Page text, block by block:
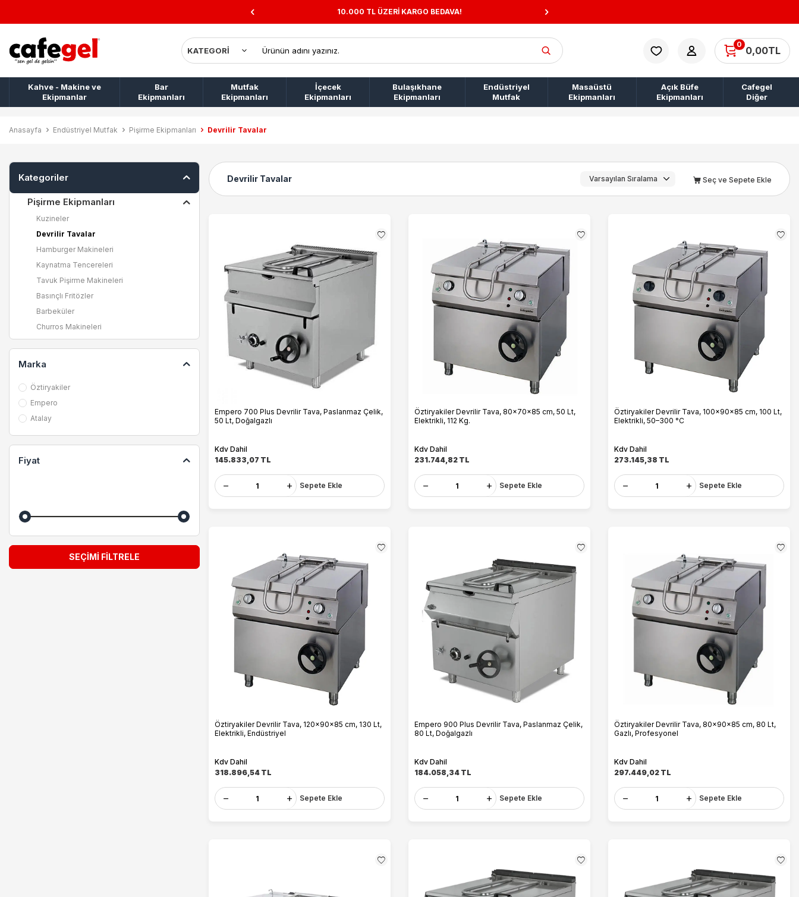
10.000 TL ÜZERİ KARGO BEDAVA!
0
0,00TL
Kahve - Makine ve
Ekipmanlar
Bar
Ekipmanları
Mutfak
Ekipmanları
İçecek
Ekipmanları
Bulaşıkhane
Ekipmanları
Endüstriyel
Mutfak
Masaüstü
Ekipmanları
Açık Büfe
Ekipmanları
Cafegel
Diğer
Anasayfa Endüstriyel Mutfak Pişirme Ekipmanları Devrilir Tavalar
Kategoriler
Pişirme Ekipmanları
Kuzineler
Devrilir Tavalar
Hamburger Makineleri
Kaynatma Tencereleri
Tavuk Pişirme Makineleri
Basınçlı Fritözler
Barbeküler
Churros Makineleri
Donut Makineleri
Fritözler
Izgaralar
Kornet Makineleri
Krep Makineleri
Makarna Fritözleri
Poffertjes Makineleri
Salamander Izgaralar
Marka
Öztiryakiler
Empero
Atalay
Fiyat
SEÇIMI FILTRELE
Devrilir Tavalar Seç ve Sepete Ekle
Empero 700 Plus Devrilir Tava, Paslanmaz Çelik,
50 Lt, Doğalgazlı
Kdv Dahil
145.833,07 TL
Sepete Ekle
Öztiryakiler Devrilir Tava, 80x70x85 cm, 50 Lt,
Elektrikli, 112 Kg.
Kdv Dahil
231.744,82 TL
Sepete Ekle
Öztiryakiler Devrilir Tava, 100x90x85 cm, 100 Lt,
Elektrikli, 50–300 °C
Kdv Dahil
273.145,38 TL
Sepete Ekle
Öztiryakiler Devrilir Tava, 120x90x85 cm, 130 Lt,
Elektrikli, Endüstriyel
Kdv Dahil
318.896,54 TL
Sepete Ekle
Empero 900 Plus Devrilir Tava, Paslanmaz Çelik,
80 Lt, Doğalgazlı
Kdv Dahil
184.058,34 TL
Sepete Ekle
Öztiryakiler Devrilir Tava, 80x90x85 cm, 80 Lt,
Gazlı, Profesyonel
Kdv Dahil
297.449,02 TL
Sepete Ekle